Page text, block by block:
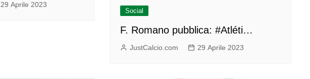
29 Aprile 2023
Social
F. Romano pubblica: #Atléti…
JustCalcio.com 29 Aprile 2023